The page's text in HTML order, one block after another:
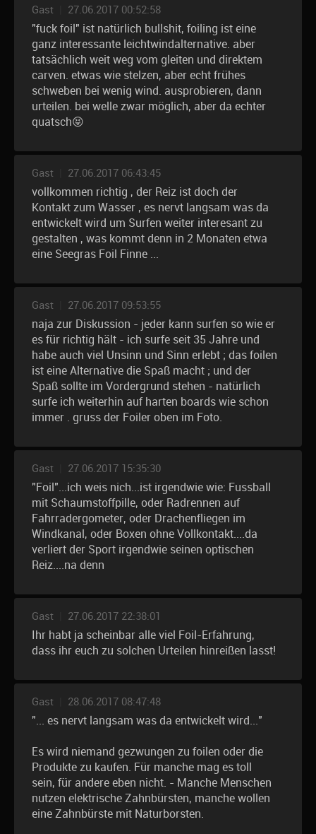
Gast 27.06.2017 00:52:58
"fuck foil" ist natürlich bullshit, foiling ist eine
ganz interessante leichtwindalternative. aber
tatsächlich weit weg vom gleiten und direktem
carven. etwas wie stelzen, aber echt frühes
schweben bei wenig wind. ausprobieren, dann
urteilen. bei welle zwar möglich, aber da echter
quatsch😝
Gast 27.06.2017 06:43:45
vollkommen richtig , der Reiz ist doch der
Kontakt zum Wasser , es nervt langsam was da
entwickelt wird um Surfen weiter interesant zu
gestalten , was kommt denn in 2 Monaten etwa
eine Seegras Foil Finne ...
Gast 27.06.2017 09:53:55
naja zur Diskussion - jeder kann surfen so wie er
es für richtig hält - ich surfe seit 35 Jahre und
habe auch viel Unsinn und Sinn erlebt ; das foilen
ist eine Alternative die Spaß macht ; und der
Spaß sollte im Vordergrund stehen - natürlich
surfe ich weiterhin auf harten boards wie schon
immer . gruss der Foiler oben im Foto.
Gast 27.06.2017 15:35:30
"Foil"...ich weis nich...ist irgendwie wie: Fussball
mit Schaumstoffpille, oder Radrennen auf
Fahrradergometer, oder Drachenfliegen im
Windkanal, oder Boxen ohne Vollkontakt....da
verliert der Sport irgendwie seinen optischen
Reiz....na denn
Gast 27.06.2017 22:38:01
Ihr habt ja scheinbar alle viel Foil-Erfahrung,
dass ihr euch zu solchen Urteilen hinreißen lasst!
Gast 28.06.2017 08:47:48
"... es nervt langsam was da entwickelt wird..."
Es wird niemand gezwungen zu foilen oder die
Produkte zu kaufen. Für manche mag es toll
sein, für andere eben nicht. - Manche Menschen
nutzen elektrische Zahnbürsten, manche wollen
eine Zahnbürste mit Naturborsten.